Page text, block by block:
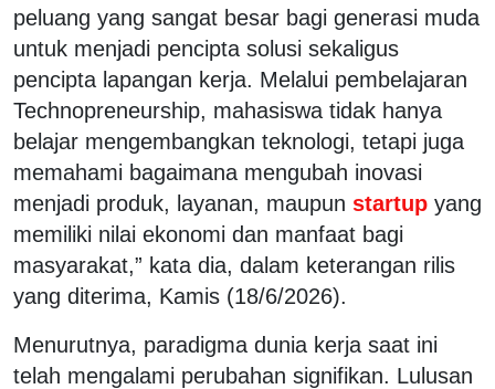
peluang yang sangat besar bagi generasi muda
untuk menjadi pencipta solusi sekaligus
pencipta lapangan kerja. Melalui pembelajaran
Technopreneurship, mahasiswa tidak hanya
belajar mengembangkan teknologi, tetapi juga
memahami bagaimana mengubah inovasi
menjadi produk, layanan, maupun startup yang
memiliki nilai ekonomi dan manfaat bagi
masyarakat,” kata dia, dalam keterangan rilis
yang diterima, Kamis (18/6/2026).
Menurutnya, paradigma dunia kerja saat ini
telah mengalami perubahan signifikan. Lulusan